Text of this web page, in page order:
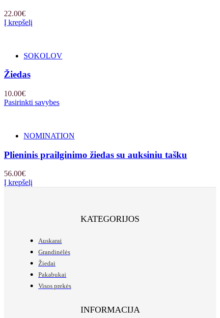
22.00€
Į krepšelį
SOKOLOV
Žiedas
10.00€
Pasirinkti savybes
NOMINATION
Plieninis prailginimo žiedas su auksiniu tašku
56.00€
Į krepšelį
KATEGORIJOS
Auskarai
Grandinėlės
Žiedai
Pakabukai
Visos prekės
INFORMACIJA